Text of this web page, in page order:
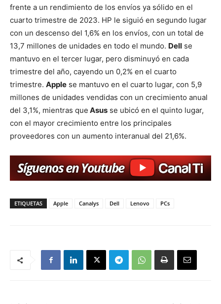
frente a un rendimiento de los envíos ya sólido en el
cuarto trimestre de 2023. HP le siguió en segundo lugar
con un descenso del 1,6% en los envíos, con un total de
13,7 millones de unidades en todo el mundo. Dell se
mantuvo en el tercer lugar, pero disminuyó en cada
trimestre del año, cayendo un 0,2% en el cuarto
trimestre. Apple se mantuvo en el cuarto lugar, con 5,9
millones de unidades vendidas con un crecimiento anual
del 3,1%, mientras que Asus se ubicó en el quinto lugar,
con el mayor crecimiento entre los principales
proveedores con un aumento interanual del 21,6%.
ETIQUETAS Apple Canalys Dell Lenovo PCs